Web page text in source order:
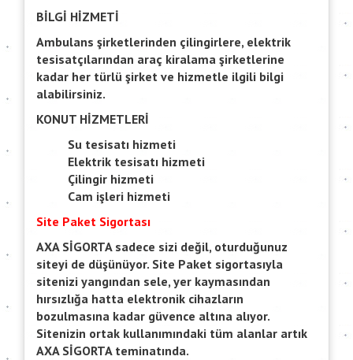
BİLGİ HİZMETİ
Ambulans şirketlerinden çilingirlere, elektrik
tesisatçılarından araç kiralama şirketlerine
kadar her türlü şirket ve hizmetle ilgili bilgi
alabilirsiniz.
KONUT HİZMETLERİ
Su tesisatı hizmeti
Elektrik tesisatı hizmeti
Çilingir hizmeti
Cam işleri hizmeti
Site Paket Sigortası
AXA SİGORTA sadece sizi değil, oturduğunuz
siteyi de düşünüyor. Site Paket sigortasıyla
sitenizi yangından sele, yer kaymasından
hırsızlığa hatta elektronik cihazların
bozulmasına kadar güvence altına alıyor.
Sitenizin ortak kullanımındaki tüm alanlar artık
AXA SİGORTA teminatında.